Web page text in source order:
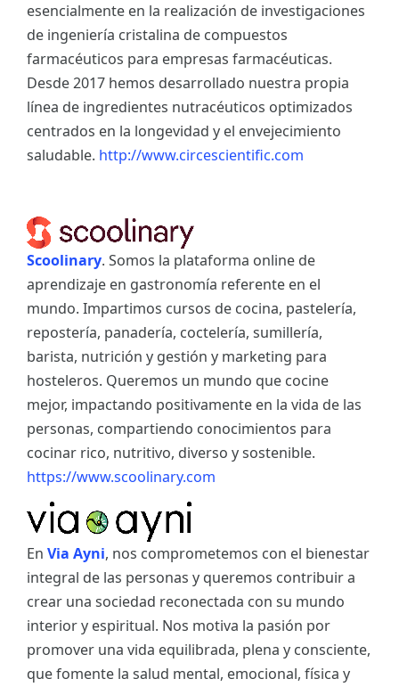
esencialmente en la realización de investigaciones
de ingeniería cristalina de compuestos
farmacéuticos para empresas farmacéuticas.
Desde 2017 hemos desarrollado nuestra propia
línea de ingredientes nutracéuticos optimizados
centrados en la longevidad y el envejecimiento
saludable. http://www.circescientific.com
Scoolinary. Somos la plataforma online de
aprendizaje en gastronomía referente en el
mundo. Impartimos cursos de cocina, pastelería,
repostería, panadería, coctelería, sumillería,
barista, nutrición y gestión y marketing para
hosteleros. Queremos un mundo que cocine
mejor, impactando positivamente en la vida de las
personas, compartiendo conocimientos para
cocinar rico, nutritivo, diverso y sostenible.
https://www.scoolinary.com
En Via Ayni, nos comprometemos con el bienestar
integral de las personas y queremos contribuir a
crear una sociedad reconectada con su mundo
interior y espiritual. Nos motiva la pasión por
promover una vida equilibrada, plena y consciente,
que fomente la salud mental, emocional, física y